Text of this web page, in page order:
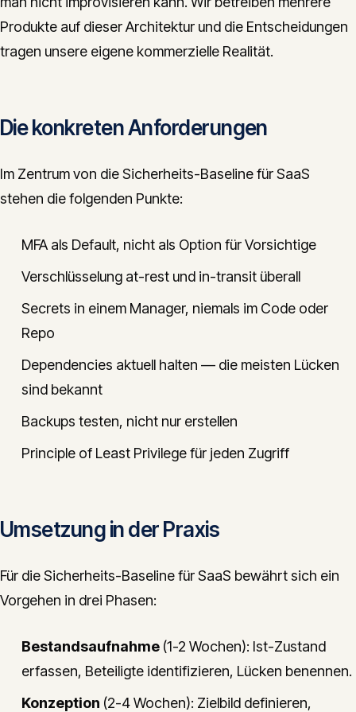
Produkte auf dieser Architektur und die Entscheidungen
tragen unsere eigene kommerzielle Realität.
Die konkreten Anforderungen
Im Zentrum von die Sicherheits-Baseline für SaaS
stehen die folgenden Punkte:
MFA als Default, nicht als Option für Vorsichtige
Verschlüsselung at-rest und in-transit überall
Secrets in einem Manager, niemals im Code oder
Repo
Dependencies aktuell halten — die meisten Lücken
sind bekannt
Backups testen, nicht nur erstellen
Principle of Least Privilege für jeden Zugriff
Umsetzung in der Praxis
Für die Sicherheits-Baseline für SaaS bewährt sich ein
Vorgehen in drei Phasen:
Bestandsaufnahme (1-2 Wochen): Ist-Zustand
erfassen, Beteiligte identifizieren, Lücken benennen.
Konzeption (2-4 Wochen): Zielbild definieren,